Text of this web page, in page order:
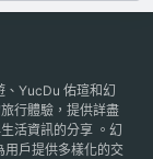
、YucDu 佑瑄和幻
行體驗，提供詳盡
活資訊的分享 。幻
戶提供多樣化的交